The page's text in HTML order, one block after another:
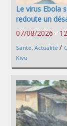
Le virus Ebola
redoute un
07/08/2026 -
Santé, Actualité /
Kivu